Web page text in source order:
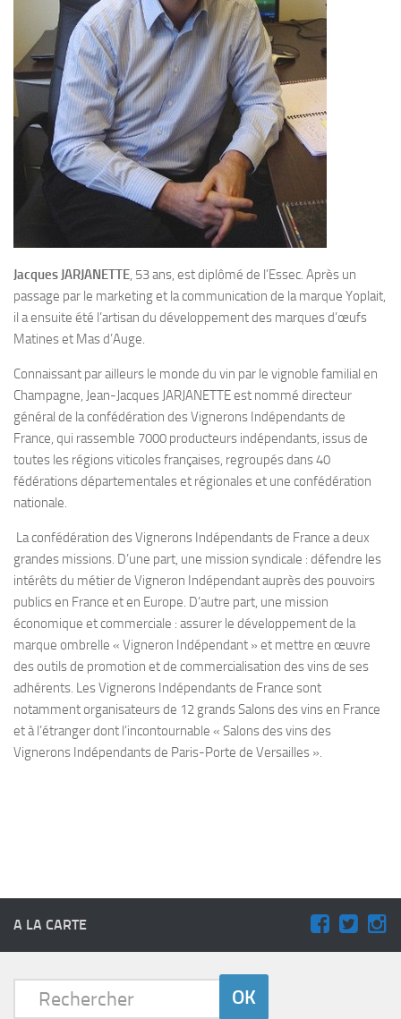
Jacques JARJANETTE, 53 ans, est diplômé de l’Essec. Après un
passage par le marketing et la communication de la marque Yoplait,
il a ensuite été l’artisan du développement des marques d’œufs
Matines et Mas d’Auge.
Connaissant par ailleurs le monde du vin par le vignoble familial en
Champagne, Jean-Jacques JARJANETTE est nommé directeur
général de la confédération des Vignerons Indépendants de
France, qui rassemble 7000 producteurs indépendants, issus de
toutes les régions viticoles françaises, regroupés dans 40
fédérations départementales et régionales et une confédération
nationale.
La confédération des Vignerons Indépendants de France a deux
grandes missions. D’une part, une mission syndicale : défendre les
intérêts du métier de Vigneron Indépendant auprès des pouvoirs
publics en France et en Europe. D’autre part, une mission
économique et commerciale : assurer le développement de la
marque ombrelle « Vigneron Indépendant » et mettre en œuvre
des outils de promotion et de commercialisation des vins de ses
adhérents. Les Vignerons Indépendants de France sont
notamment organisateurs de 12 grands Salons des vins en France
et à l’étranger dont l’incontournable « Salons des vins des
Vignerons Indépendants de Paris-Porte de Versailles ».
A LA CARTE